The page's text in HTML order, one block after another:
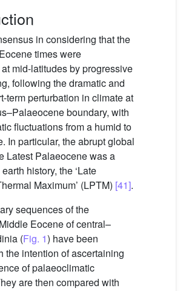
in considering that the
times were
mid-latitudes by progressive
following the dramatic and
term perturbation in climate at
boundary, with
fluctuations from a humid to
In particular, the abrupt global
Latest Palaeocene was a
history, the ‘Late
Maximum’ (LPTM) [41].
sequences of the
Eocene of central–
(Fig. 1) have been
the intention of ascertaining
of palaeoclimatic
are then compared with